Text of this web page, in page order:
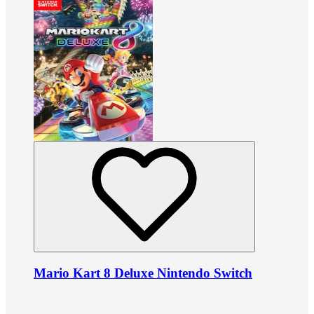
Mario Kart 8 Deluxe Nintendo Switch